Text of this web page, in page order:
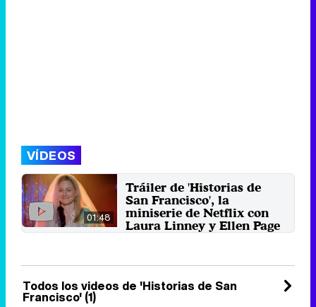
VÍDEOS
01:48
Tráiler de 'Historias de
San Francisco', la
miniserie de Netflix con
Laura Linney y Ellen Page
Todos los videos de 'Historias de San
Francisco' (1)